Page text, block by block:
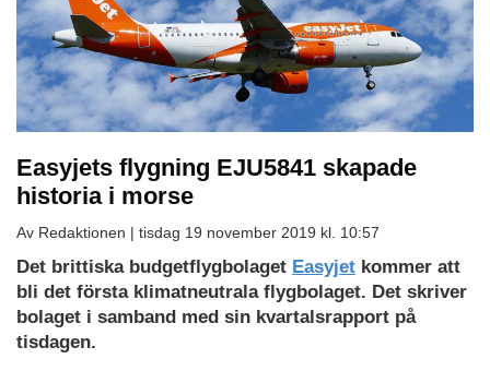
Easyjets flygning EJU5841 skapade
historia i morse
Av Redaktionen | tisdag 19 november 2019 kl. 10:57
Det brittiska budgetflygbolaget Easyjet kommer att
bli det första klimatneutrala flygbolaget. Det skriver
bolaget i samband med sin kvartalsrapport på
tisdagen.